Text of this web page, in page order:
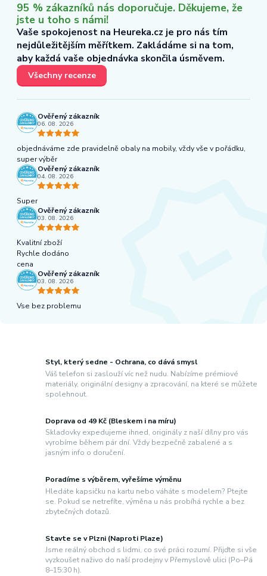
Styl, který sedne - Ochrana, co dává smysl
Váš telefon si zaslouží víc než nudu. Nabízíme prémiové
materiály, originální designy a zpracování, na které se můžete
spolehnout.
Doprava od 49 Kč (Bleskem i na míru)
Skladovky expedujeme ihned, originály z naší dílny pro vás
vyrobíme během pár dní. Vždy bezpečně zabalené a s
jasným info o doručení.
Poradíme s výběrem, vyřešíme výměnu
Hledáte kapsičku na kartu nebo váháte s modelem? Ptejte
se. Pokud se netrefíte, výměna u nás probíhá rychle a bez
zbytečných dotazů.
Stavte se v Plzni (Naproti Plaze)
Jsme reálný obchod s lidmi, co své práci rozumí. Přijďte si vše
vyzkoušet naživo do naší prodejny v Přemyslově ulici (Po–Pá
8–15:30 h).
95 % zákazníků nás doporučuje. Děkujeme, že
jste u toho s námi!
Vaše spokojenost na Heureka.cz je pro nás tím
nejdůležitějším měřítkem. Zakládáme si na tom,
aby každá vaše objednávka skončila úsměvem.
Všechny recenze
Ověřený zákazník
06. 08. 2026
objednáváme zde pravidelně obaly na mobily, vždy vše v pořádku,
super výběr
Ověřený zákazník
04. 08. 2026
Super
Ověřený zákazník
03. 08. 2026
Kvalitní zboží
Rychle dodáno
cena
Ověřený zákazník
03. 08. 2026
Vse bez problemu